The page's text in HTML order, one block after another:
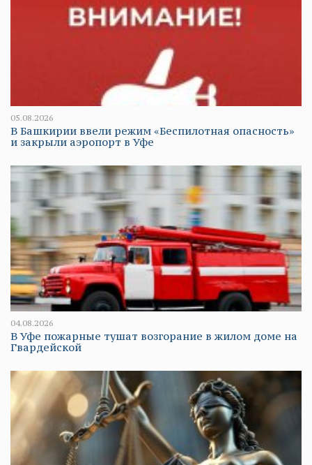
05.08.2026
В Башкирии ввели режим «Беспилотная опасность»
и закрыли аэропорт в Уфе
04.08.2026
В Уфе пожарные тушат возгорание в жилом доме на
Гвардейской